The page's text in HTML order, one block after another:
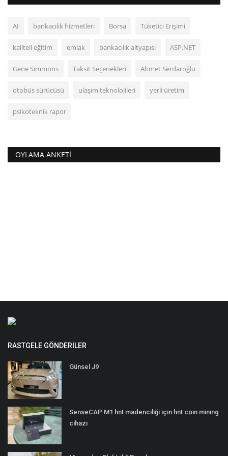
AI bankacılık hizmetleri Borsa Tüketici Erişimi
kaliteli eğitim emlak bankacılık altyapısı ASP.NET
Gene Simmons Taksit Seçenekleri Ahmet Serdaroğlu
otobüs sürücüsü ulaşım teknolojileri yerli üretim
psikoteknik rapor
OYLAMA ANKETI
RASTGELE GÖNDERILER
Günsel J9
SenseCAP M1 hnt madenciliği için hnt coin mining
cihazı